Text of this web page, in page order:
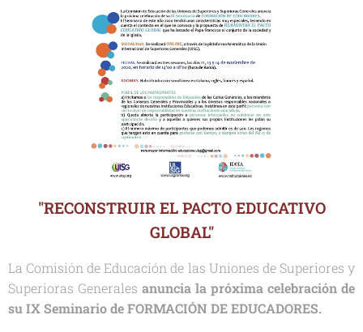
"RECONSTRUIR EL PACTO EDUCATIVO
GLOBAL"
La Comisión de Educación de las Uniones de Superiores y
Superioras Generales anuncia la próxima celebración de
su IX Seminario de FORMACIÓN DE EDUCADORES.